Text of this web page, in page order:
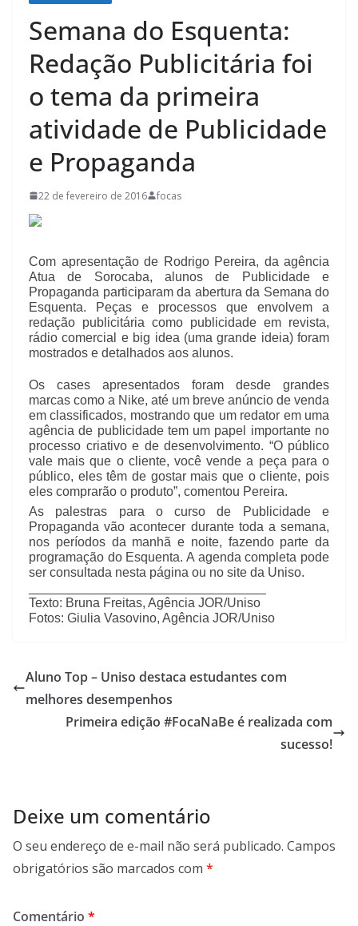
Semana do Esquenta:
Redação Publicitária foi
o tema da primeira
atividade de Publicidade
e Propaganda
22 de fevereiro de 2016 focas
Com apresentação de Rodrigo Pereira, da agência
Atua de Sorocaba, alunos de Publicidade e
Propaganda participaram da abertura da Semana do
Esquenta. Peças e processos que envolvem a
redação publicitária como publicidade em revista,
rádio comercial e big idea (uma grande ideia) foram
mostrados e detalhados aos alunos.
Os cases apresentados foram desde grandes
marcas como a Nike, até um breve anúncio de venda
em classificados, mostrando que um redator em uma
agência de publicidade tem um papel importante no
processo criativo e de desenvolvimento. “O público
vale mais que o cliente, você vende a peça para o
público, eles têm de gostar mais que o cliente, pois
eles comprarão o produto”, comentou Pereira.
As palestras para o curso de Publicidade e
Propaganda vão acontecer durante toda a semana,
nos períodos da manhã e noite, fazendo parte da
programação do Esquenta. A agenda completa pode
ser consultada nesta página ou no site da Uniso.
Texto: Bruna Freitas, Agência JOR/Uniso
Fotos: Giulia Vasovino, Agência JOR/Uniso
Aluno Top – Uniso destaca estudantes com
melhores desempenhos
Primeira edição ‪#‎FocaNaBe‬ é realizada com
sucesso!
Deixe um comentário
O seu endereço de e-mail não será publicado. Campos
obrigatórios são marcados com *
Comentário *